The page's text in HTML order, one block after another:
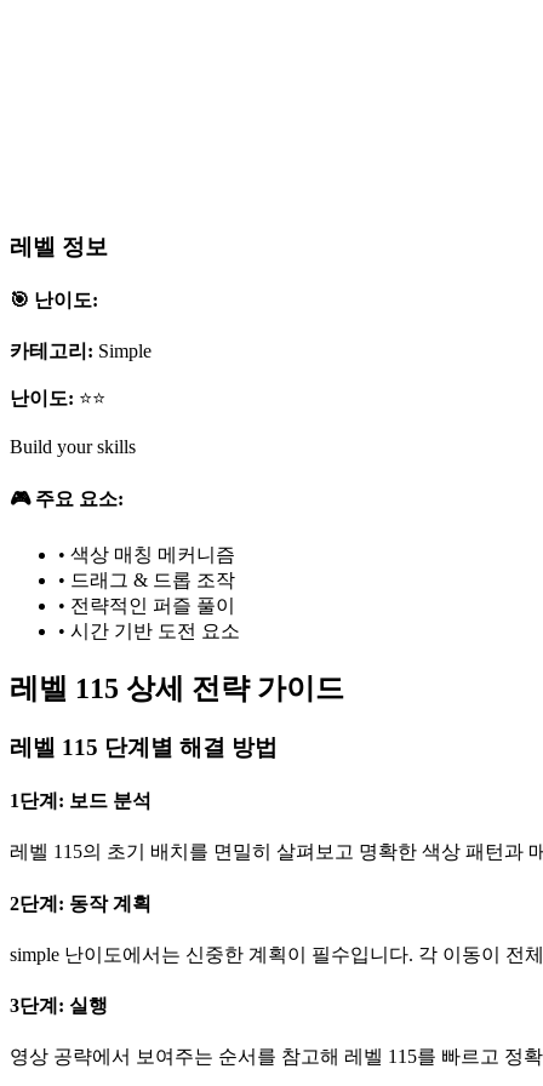
레벨 정보
🎯 난이도:
카테고리: Simple
난이도: ⭐⭐
Build your skills
🎮 주요 요소:
• 색상 매칭 메커니즘
• 드래그 & 드롭 조작
• 전략적인 퍼즐 풀이
• 시간 기반 도전 요소
레벨 115 상세 전략 가이드
레벨 115 단계별 해결 방법
1단계: 보드 분석
레벨 115의 초기 배치를 면밀히 살펴보고 명확한 색상 패턴과
2단계: 동작 계획
simple 난이도에서는 신중한 계획이 필수입니다. 각 이동이 전
3단계: 실행
영상 공략에서 보여주는 순서를 참고해 레벨 115를 빠르고 정